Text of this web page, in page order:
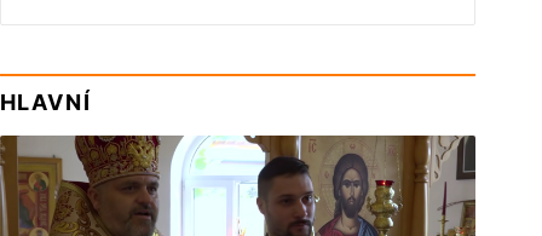
HLAVNÍ